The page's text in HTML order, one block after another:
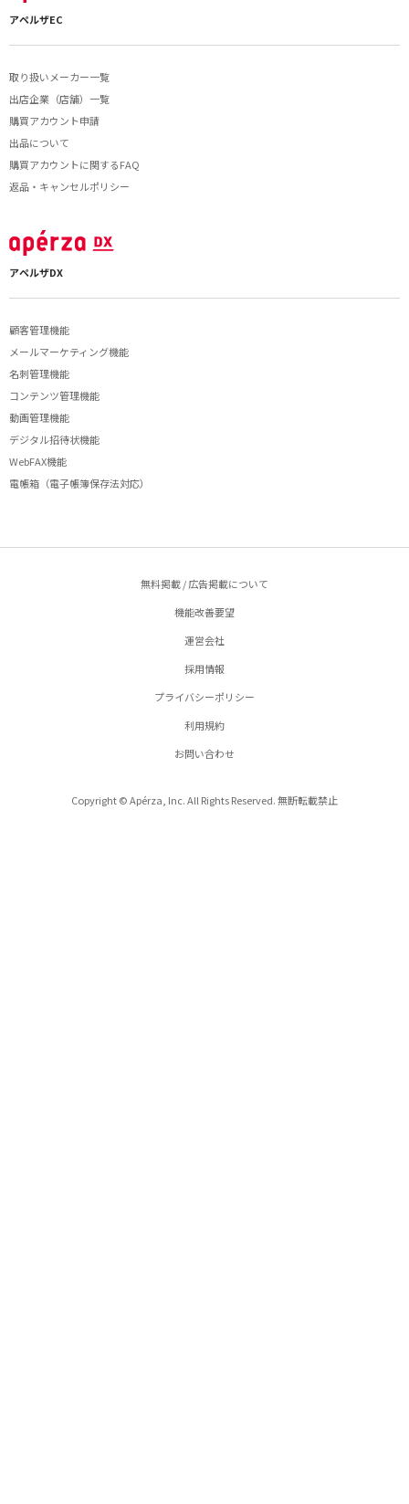
アペルザEC
取り扱いメーカー一覧
出店企業（店舗）一覧
購買アカウント申請
出品について
購買アカウントに関するFAQ
返品・キャンセルポリシー
アペルザDX
顧客管理機能
メールマーケティング機能
名刺管理機能
コンテンツ管理機能
動画管理機能
デジタル招待状機能
WebFAX機能
電帳箱（電子帳簿保存法対応）
無料掲載 / 広告掲載について
機能改善要望
運営会社
採用情報
プライバシーポリシー
利用規約
お問い合わせ
Copyright © Apérza, Inc. All Rights Reserved. 無断転載禁止